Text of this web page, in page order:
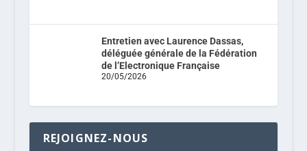
Entretien avec Laurence Dassas,
déléguée générale de la Fédération
de l’Electronique Française
20/05/2026
REJOIGNEZ-NOUS